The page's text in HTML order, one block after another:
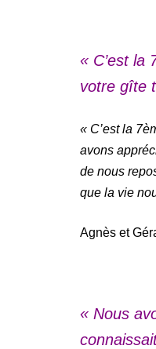
« C’est la
votre gîte
« C’est la
avons
de nous
que la vie
Agnès et
« Nous